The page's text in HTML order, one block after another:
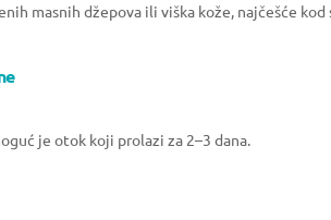
masnih džepova ili viška kože, najčešće kod
je otok koji prolazi za 2–3 dana.